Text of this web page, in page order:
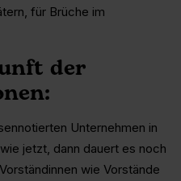
für Brüche im
der
Unternehmen in
jetzt, dann dauert es noch
wie Vorstände